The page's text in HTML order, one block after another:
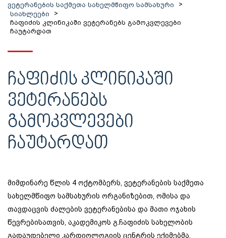
ვეტერანების საქმეთა სახელმწიფო სამსახური
>
სიახლეები
>
ჩაფიძის კლინიკაში ვეტერანებს გამოკვლევები
ჩაუტარდათ
ᲩᲐᲤᲘᲫᲘᲡ ᲙᲚᲘᲜᲘᲙᲐᲨᲘ
ᲕᲔᲢᲔᲠᲐᲜᲔᲑᲡ
ᲒᲐᲛᲝᲙᲕᲚᲔᲕᲔᲑᲘ
ᲩᲐᲣᲢᲐᲠᲓᲐᲗ
მიმდინარე წლის 4 ოქტომბერს, ვეტერანების საქმეთა
სახელმწიფო სამსახურის ორგანიზებით, ომისა და
თავდაცვის ძალების ვეტერანებისა და მათი ოჯახის
წევრებისათვის, აკადემიკოს გ.ჩაფიძის სახელობის
გადაუდებელი კარდიოლოგიის ცენტრის ექიმებმა,